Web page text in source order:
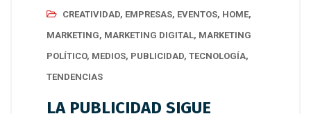
CREATIVIDAD, EMPRESAS, EVENTOS, HOME,
MARKETING, MARKETING DIGITAL, MARKETING
POLÍTICO, MEDIOS, PUBLICIDAD, TECNOLOGÍA,
TENDENCIAS
LA PUBLICIDAD SIGUE